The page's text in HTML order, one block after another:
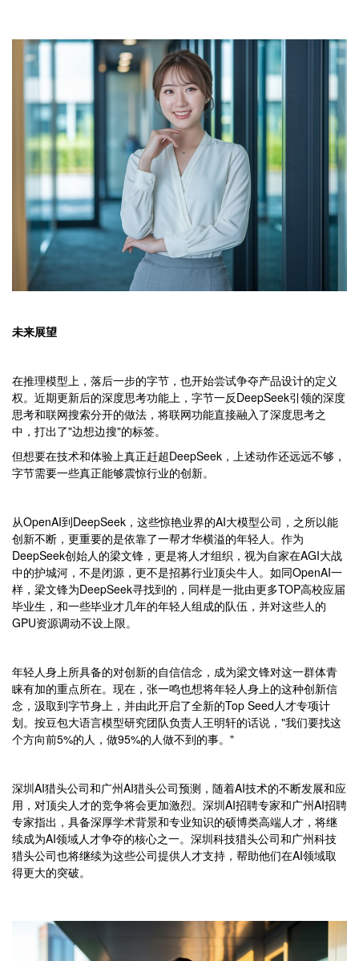
未来展望
在推理模型上，落后一步的字节，也开始尝试争夺产品设计的定义
权。近期更新后的深度思考功能上，字节一反DeepSeek引领的深度
思考和联网搜索分开的做法，将联网功能直接融入了深度思考之
中，打出了"边想边搜"的标签。
但想要在技术和体验上真正赶超DeepSeek，上述动作还远远不够，
字节需要一些真正能够震惊行业的创新。
从OpenAI到DeepSeek，这些惊艳业界的AI大模型公司，之所以能
创新不断，更重要的是依靠了一帮才华横溢的年轻人。作为
DeepSeek创始人的梁文锋，更是将人才组织，视为自家在AGI大战
中的护城河，不是闭源，更不是招募行业顶尖牛人。如同OpenAI一
样，梁文锋为DeepSeek寻找到的，同样是一批由更多TOP高校应届
毕业生，和一些毕业才几年的年轻人组成的队伍，并对这些人的
GPU资源调动不设上限。
年轻人身上所具备的对创新的自信信念，成为梁文锋对这一群体青
睐有加的重点所在。现在，张一鸣也想将年轻人身上的这种创新信
念，汲取到字节身上，并由此开启了全新的Top Seed人才专项计
划。按豆包大语言模型研究团队负责人王明轩的话说，"我们要找这
个方向前5%的人，做95%的人做不到的事。"
深圳AI猎头公司和广州AI猎头公司预测，随着AI技术的不断发展和应
用，对顶尖人才的竞争将会更加激烈。深圳AI招聘专家和广州AI招聘
专家指出，具备深厚学术背景和专业知识的硕博类高端人才，将继
续成为AI领域人才争夺的核心之一。深圳科技猎头公司和广州科技
猎头公司也将继续为这些公司提供人才支持，帮助他们在AI领域取
得更大的突破。